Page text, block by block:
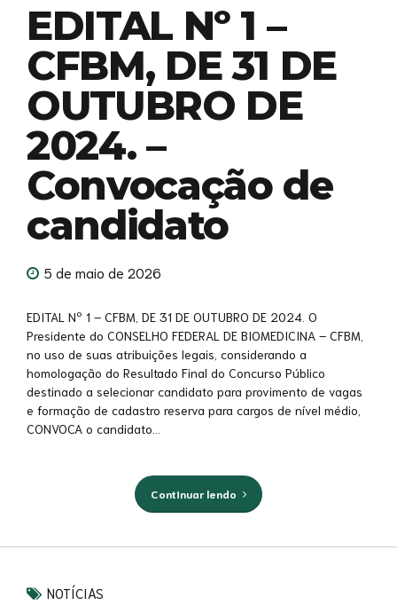
EDITAL Nº 1 –
CFBM, DE 31 DE
OUTUBRO DE
2024. –
Convocação de
candidato
5 de maio de 2026
EDITAL Nº 1 – CFBM, DE 31 DE OUTUBRO DE 2024. O
Presidente do CONSELHO FEDERAL DE BIOMEDICINA – CFBM,
no uso de suas atribuições legais, considerando a
homologação do Resultado Final do Concurso Público
destinado a selecionar candidato para provimento de vagas
e formação de cadastro reserva para cargos de nível médio,
CONVOCA o candidato...
Continuar lendo
NOTÍCIAS